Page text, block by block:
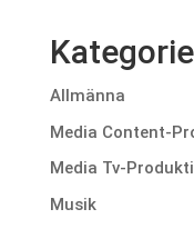
Allmänna
Media Content-
Media Tv-
Musik